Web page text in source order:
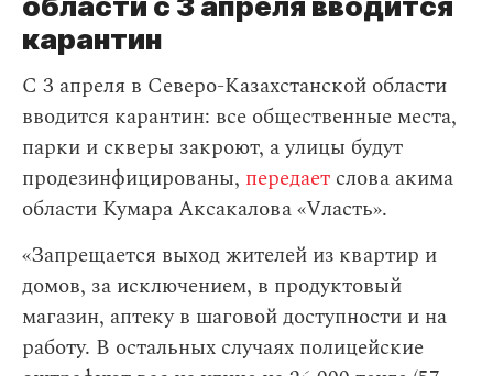
карантин
С 3 апреля в Северо-Казахстанской области
вводится карантин: все общественные места,
парки и скверы закроют, а улицы будут
продезинфицированы, передает слова акима
области Кумара Аксакалова «Vласть».
«Запрещается выход жителей из квартир и
домов, за исключением, в продуктовый
магазин, аптеку в шаговой доступности и на
работу. В остальных случаях полицейские